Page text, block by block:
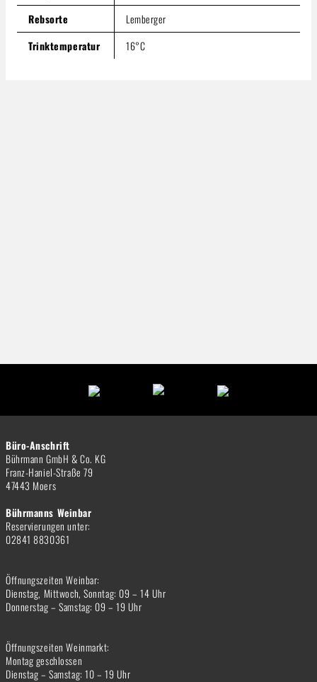
Rebsorte
Lemberger
Trinktemperatur
16°C
Büro-Anschrift
Bührmann GmbH & Co. KG
Franz-Haniel-Straße 79
47443 Moers
Bührmanns Weinbar
Reservierungen unter:
02841 8830361
Öffnungszeiten Weinbar:
Dienstag, Mittwoch, Sonntag: 09 – 14 Uhr
Donnerstag – Samstag: 09 – 19 Uhr
Öffnungszeiten Weinmarkt:
Montag geschlossen
Dienstag – Samstag: 10 – 19 Uhr